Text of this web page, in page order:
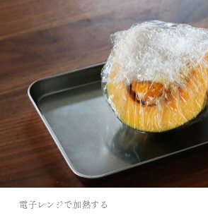
電子レンジで加熱する